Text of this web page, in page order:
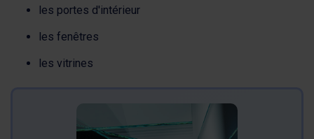
les portes d'intérieur
les fenêtres
les vitrines